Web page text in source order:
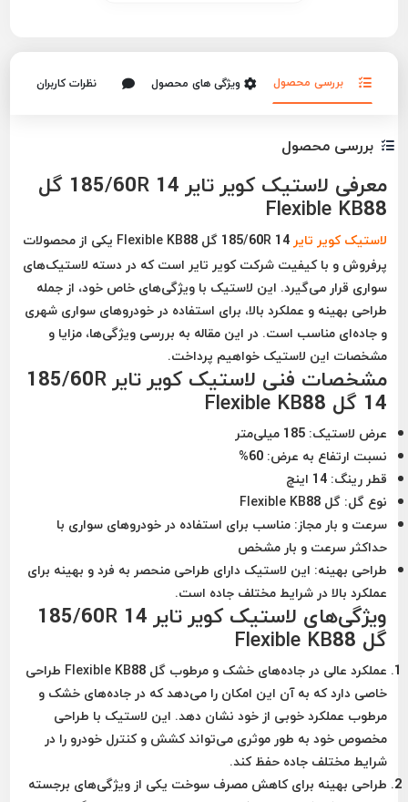
بررسی محصول ویژگی های محصول نظرات کاربران
بررسی محصول
معرفی لاستیک کویر تایر 185/60R 14 گل
Flexible KB88
لاستیک کویر تایر
185/60R 14 گل Flexible KB88 یکی از محصولات
پرفروش و با کیفیت شرکت کویر تایر است که در دسته لاستیک‌های
سواری قرار می‌گیرد. این لاستیک با ویژگی‌های خاص خود، از جمله
طراحی بهینه و عملکرد بالا، برای استفاده در خودروهای سواری شهری
و جاده‌ای مناسب است. در این مقاله به بررسی ویژگی‌ها، مزایا و
مشخصات این لاستیک خواهیم پرداخت.
مشخصات فنی لاستیک کویر تایر 185/60R
14 گل Flexible KB88
عرض لاستیک: 185 میلی‌متر
نسبت ارتفاع به عرض: 60%
قطر رینگ: 14 اینچ
نوع گل: گل Flexible KB88
سرعت و بار مجاز: مناسب برای استفاده در خودروهای سواری با
حداکثر سرعت و بار مشخص
طراحی بهینه: این لاستیک دارای طراحی منحصر به فرد و بهینه برای
عملکرد بالا در شرایط مختلف جاده است.
ویژگی‌های لاستیک کویر تایر 185/60R 14
گل Flexible KB88
عملکرد عالی در جاده‌های خشک و مرطوب
گل Flexible KB88 طراحی
خاصی دارد که به آن این امکان را می‌دهد که در جاده‌های خشک و
مرطوب عملکرد خوبی از خود نشان دهد. این لاستیک با طراحی
مخصوص خود به طور موثری می‌تواند کشش و کنترل خودرو را در
شرایط مختلف جاده حفظ کند.
طراحی بهینه برای کاهش مصرف سوخت یکی از ویژگی‌های برجسته